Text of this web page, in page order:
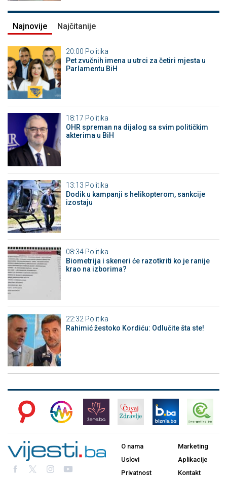
Najnovije Najčitanije
20:00 Politika
Pet zvučnih imena u utrci za četiri mjesta u
Parlamentu BiH
18:17 Politika
OHR spreman na dijalog sa svim političkim
akterima u BiH
13:13 Politika
Dodik u kampanji s helikopterom, sankcije
izostaju
08:34 Politika
Biometrija i skeneri će razotkriti ko je ranije
krao na izborima?
22:32 Politika
Rahimić žestoko Kordiću: Odlučite šta ste!
O nama
Uslovi
Privatnost
Marketing
Aplikacije
Kontakt